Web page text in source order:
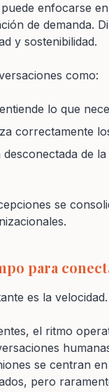
enfocarse
de demanda.
y sostenibilidad.
como:
lo que
correctamente
desconectada de
se
para
es la velocidad.
el ritmo
se centran
pero